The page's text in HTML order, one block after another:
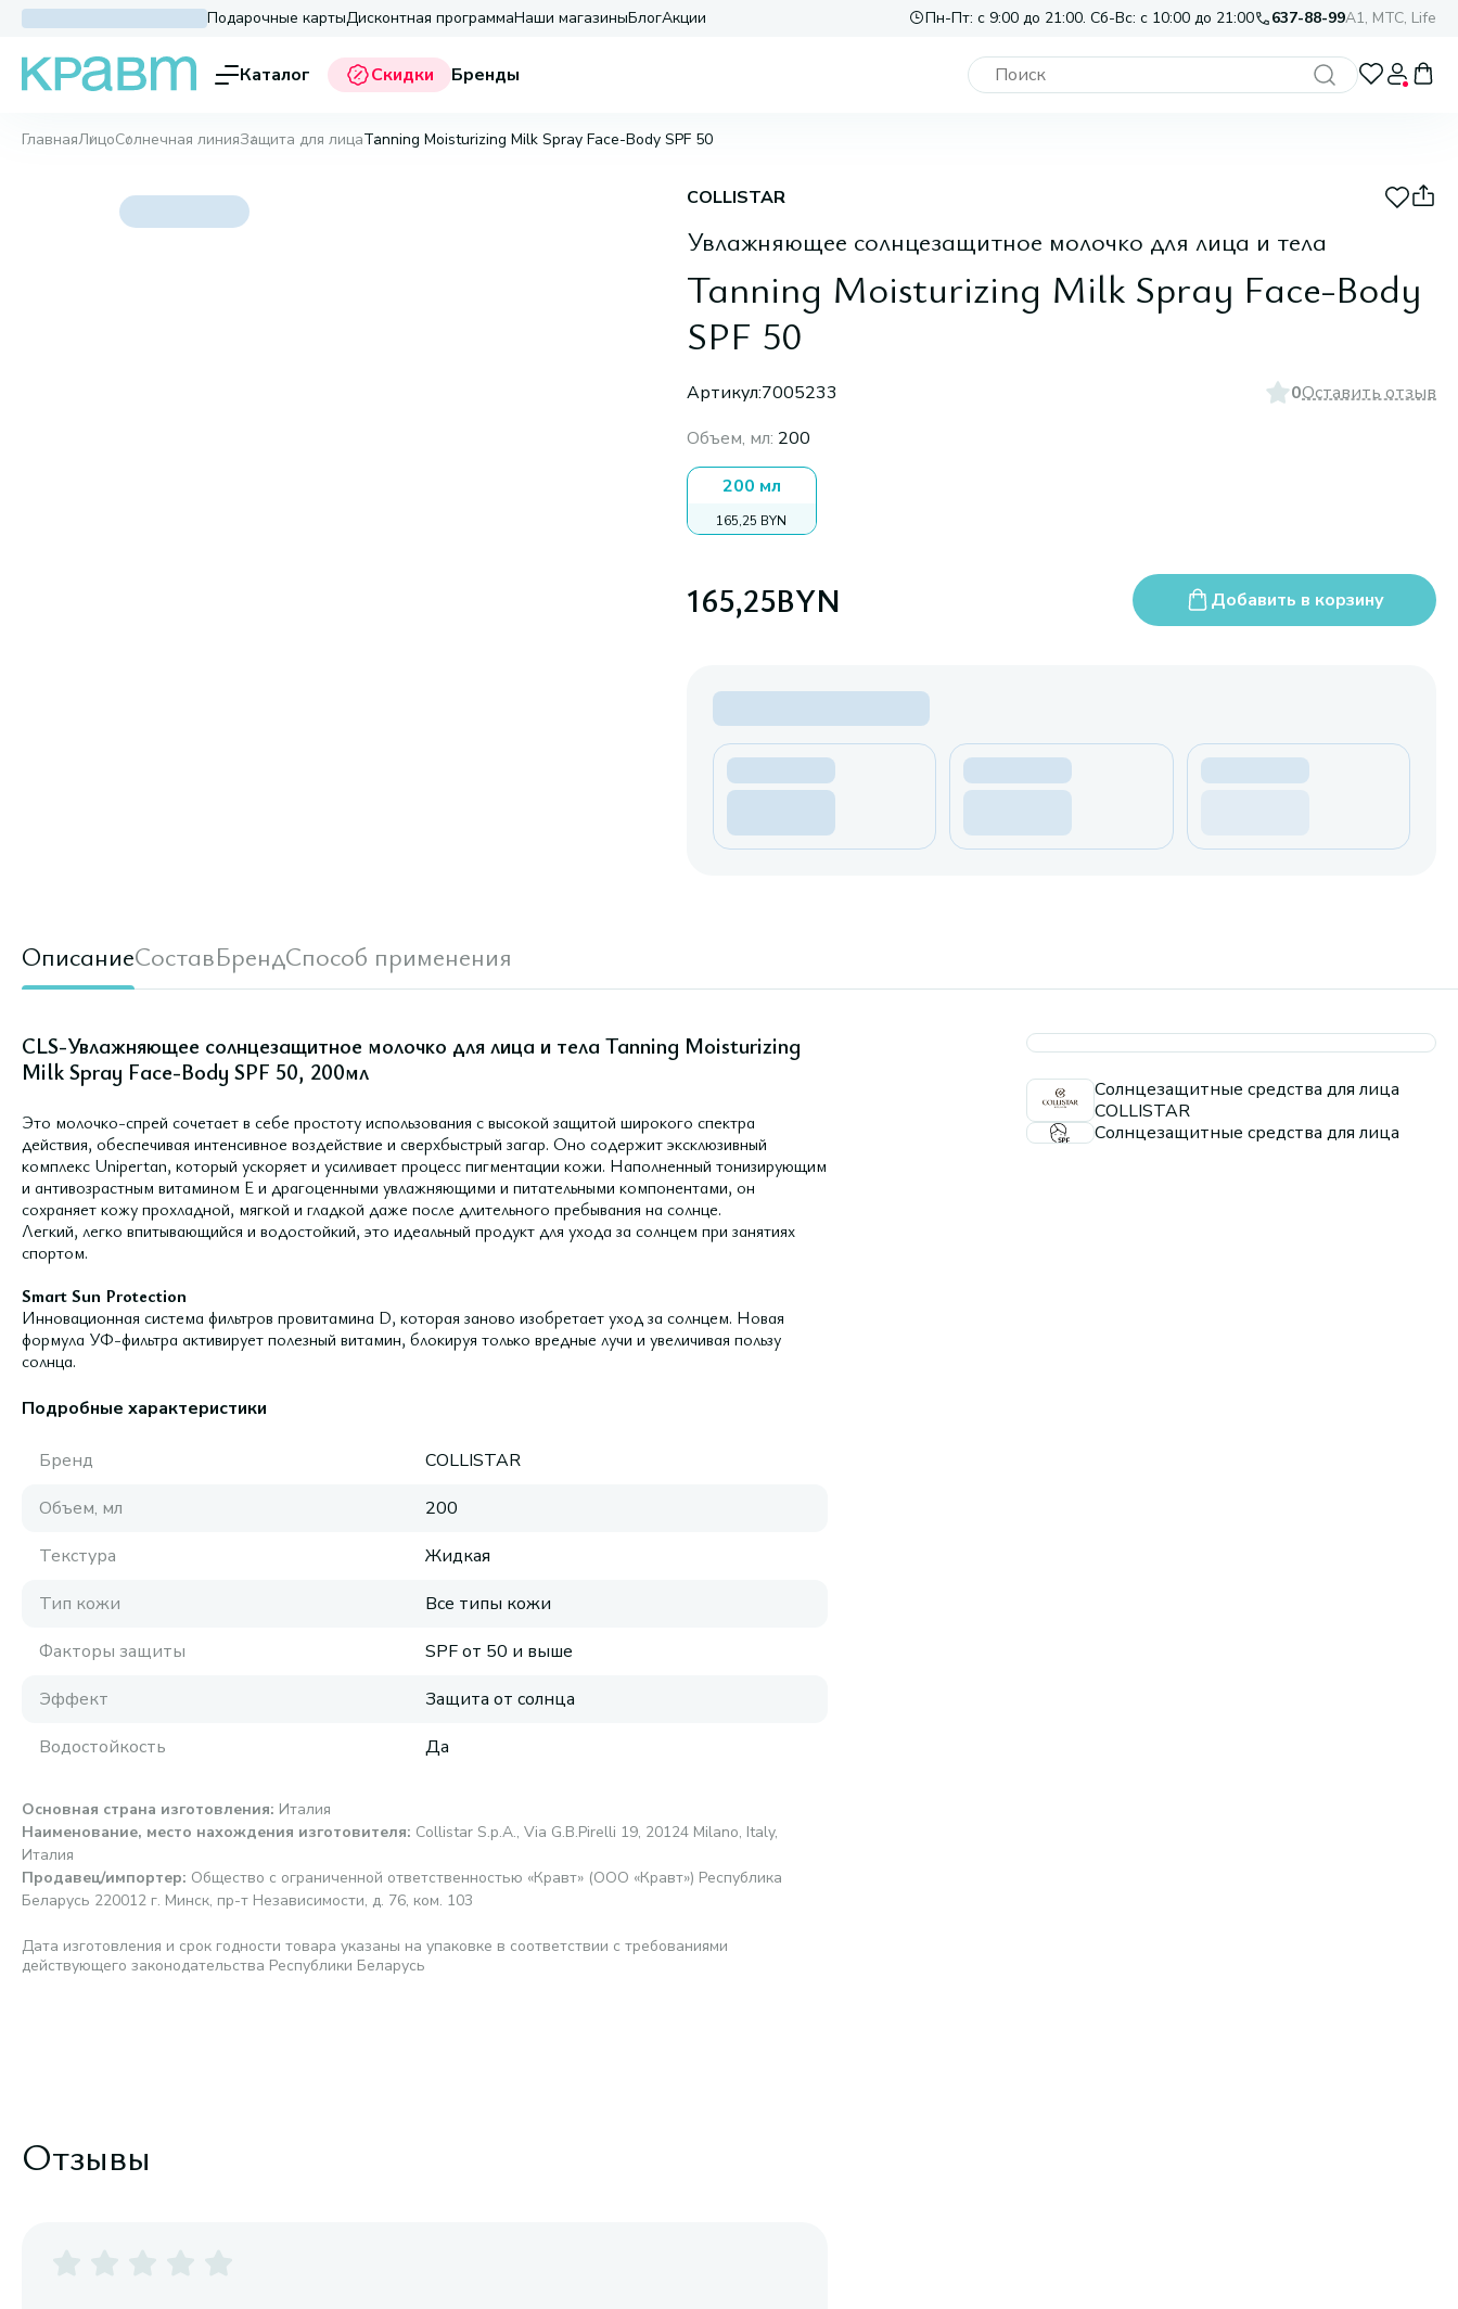
Подарочные картыДисконтная программаНаши магазиныБлогАкции Пн-Пт: с 9:00 до 21:00. Сб-Вс: с 10:00 до 21:00 637-88-99A1, МТС, Life
Каталог Скидки Бренды
ГлавнаяЛицоСолнечная линияЗащита для лицаTanning Moisturizing Milk Spray Face-Body SPF 50
COLLISTAR
Увлажняющее солнцезащитное молочко для лица и тела
Tanning Moisturizing Milk Spray Face-Body
SPF 50
Артикул:7005233 0Оставить отзыв
Объем, мл: 200
200 мл
165,25 BYN
165,25BYN Добавить в корзину
ОписаниеСоставБрендСпособ применения
CLS-Увлажняющее солнцезащитное молочко для лица и тела Tanning Moisturizing
Milk Spray Face-Body SPF 50, 200мл
Это молочко-спрей сочетает в себе простоту использования с высокой защитой широкого спектра
действия, обеспечивая интенсивное воздействие и сверхбыстрый загар. Оно содержит эксклюзивный
комплекс Unipertan, который ускоряет и усиливает процесс пигментации кожи. Наполненный тонизирующим
и антивозрастным витамином E и драгоценными увлажняющими и питательными компонентами, он
сохраняет кожу прохладной, мягкой и гладкой даже после длительного пребывания на солнце.
Легкий, легко впитывающийся и водостойкий, это идеальный продукт для ухода за солнцем при занятиях
спортом.
Smart Sun Protection
Инновационная система фильтров провитамина D, которая заново изобретает уход за солнцем. Новая
формула УФ-фильтра активирует полезный витамин, блокируя только вредные лучи и увеличивая пользу
солнца.
Подробные характеристики
Бренд
COLLISTAR
Объем, мл
200
Текстура
Жидкая
Тип кожи
Все типы кожи
Факторы защиты
SPF от 50 и выше
Эффект
Защита от солнца
Водостойкость
Да
Основная страна изготовления: Италия
Наименование, место нахождения изготовителя: Collistar S.p.A., Via G.B.Pirelli 19, 20124 Milano, Italy,
Италия
Продавец/импортер: Общество с ограниченной ответственностью «Кравт» (ООО «Кравт») Республика
Беларусь 220012 г. Минск, пр-т Независимости, д. 76, ком. 103
Дата изготовления и срок годности товара указаны на упаковке в соответствии с требованиями
действующего законодательства Республики Беларусь
Солнцезащитные средства для лица
COLLISTAR
Солнцезащитные средства для лица
Отзывы